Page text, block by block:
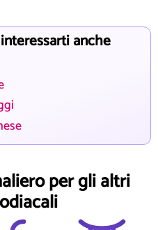
anche
per gli altri